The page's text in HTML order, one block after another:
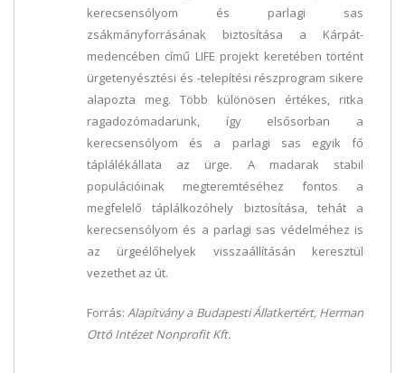
kerecsensólyom és parlagi sas
zsákmányforrásának biztosítása a Kárpát-
medencében című LIFE projekt keretében történt
ürgetenyésztési és -telepítési részprogram sikere
alapozta meg. Több különösen értékes, ritka
ragadozómadarunk, így elsősorban a
kerecsensólyom és a parlagi sas egyik fő
táplálékállata az ürge. A madarak stabil
populációinak megteremtéséhez fontos a
megfelelő táplálkozóhely biztosítása, tehát a
kerecsensólyom és a parlagi sas védelméhez is
az ürgeélőhelyek visszaállításán keresztül
vezethet az út.
Forrás: Alapítvány a Budapesti Állatkertért, Herman
Ottó Intézet Nonprofit Kft.